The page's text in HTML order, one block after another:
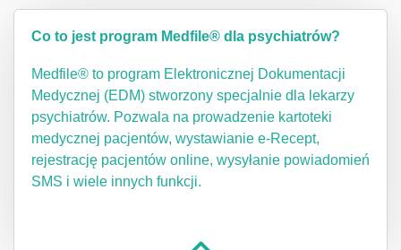
Co to jest program Medfile® dla psychiatrów?
Medfile® to program Elektronicznej Dokumentacji
Medycznej (EDM) stworzony specjalnie dla lekarzy
psychiatrów. Pozwala na prowadzenie kartoteki
medycznej pacjentów, wystawianie e-Recept,
rejestrację pacjentów online, wysyłanie powiadomień
SMS i wiele innych funkcji.